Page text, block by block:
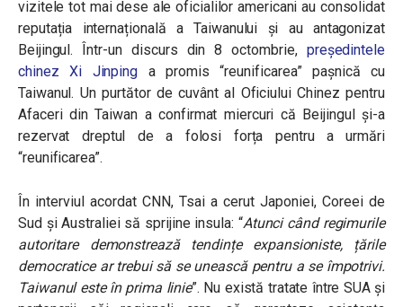
vizitele tot mai dese ale oficialilor americani au consolidat
reputația internațională a Taiwanului și au antagonizat
Beijingul. Într-un discurs din 8 octombrie, președintele
chinez Xi Jinping a promis “reunificarea” pașnică cu
Taiwanul. Un purtător de cuvânt al Oficiului Chinez pentru
Afaceri din Taiwan a confirmat miercuri că Beijingul și-a
rezervat dreptul de a folosi forța pentru a urmări
“reunificarea”.
În interviul acordat CNN, Tsai a cerut Japoniei, Coreei de
Sud și Australiei să sprijine insula: “Atunci când regimurile
autoritare demonstrează tendințe expansioniste, țările
democratice ar trebui să se unească pentru a se împotrivi.
Taiwanul este în prima linie”. Nu există tratate între SUA și